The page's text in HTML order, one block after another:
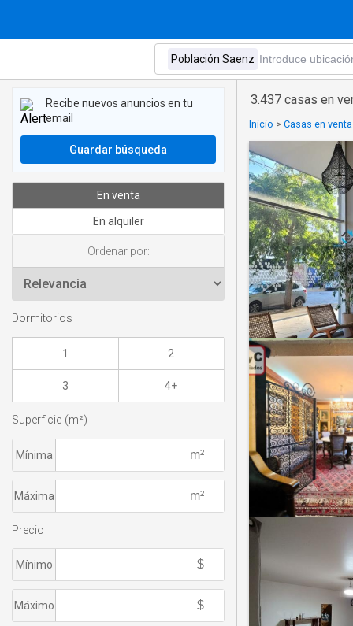
3.437 casas en
Inicio > Casas en
Recibe nuevos anuncios en tu
email
Guardar búsqueda
En venta
En alquiler
Ordenar por:
Dormitorios
1 2
3 4+
Superficie (m²)
Mínima
Máxima
Precio
Mínimo
Máximo